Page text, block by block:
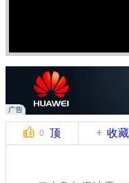
0 顶 收藏